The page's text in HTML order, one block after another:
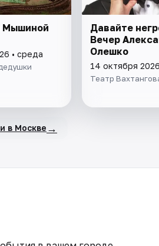
Мышиной
• среда
Давайте
Вечер
Олешко
14 октября
Театр
в Москве →